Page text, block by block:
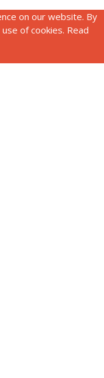
on our website. By
of cookies. Read